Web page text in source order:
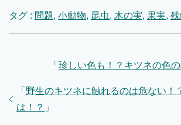
タグ : 問題, 小動物, 昆虫, 木の実, 果実, 残
「 珍しい色も！？キツネの色
「 野生のキツネに触れるのは危ない！
は！？ 」